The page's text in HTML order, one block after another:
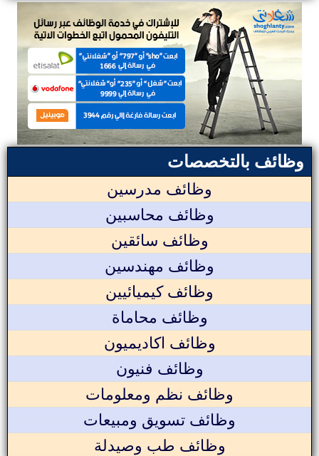
وظائف بالتخصصات
وظائف مدرسين
وظائف محاسبين
وظائف سائقين
وظائف مهندسين
وظائف كيميائيين
وظائف محاماة
وظائف اكاديميون
وظائف فنيون
وظائف نظم ومعلومات
وظائف تسويق ومبيعات
وظائف طب وصيدلة